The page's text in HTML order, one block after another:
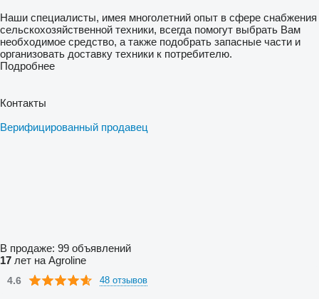
Наши специалисты, имея многолетний опыт в сфере снабжения
сельскохозяйственной техники, всегда помогут выбрать Вам
необходимое средство, а также подобрать запасные части и
организовать доставку техники к потребителю.
Подробнее
Контакты
Верифицированный продавец
В продаже: 99 объявлений
17 лет на Agroline
4.6 48 отзывов